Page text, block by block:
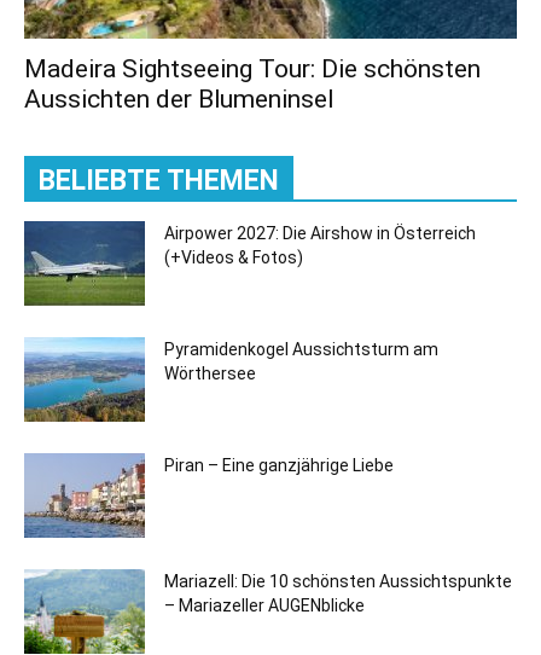
Madeira Sightseeing Tour: Die schönsten
Aussichten der Blumeninsel
BELIEBTE THEMEN
Airpower 2027: Die Airshow in Österreich
(+Videos & Fotos)
Pyramidenkogel Aussichtsturm am
Wörthersee
Piran – Eine ganzjährige Liebe
Mariazell: Die 10 schönsten Aussichtspunkte
– Mariazeller AUGENblicke